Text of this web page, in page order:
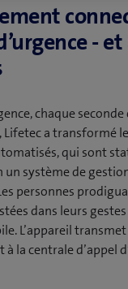
- et
chaque seconde
Lifetec a transformé
qui sont
un système de
personnes
dans leurs
L’appareil
la centrale d’appel